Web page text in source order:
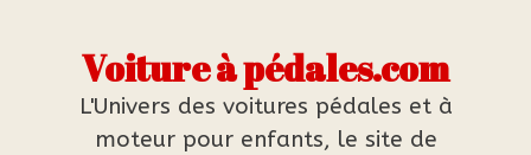
Voiture à pédales.com
L'Univers des voitures pédales et à
moteur pour enfants, le site de